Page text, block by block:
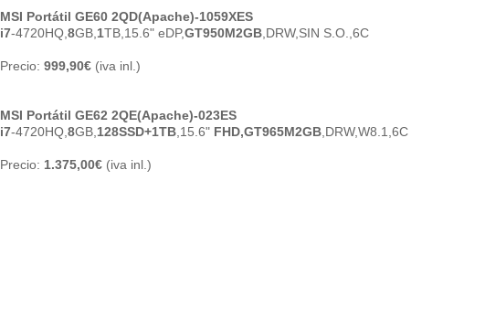
MSI Portátil GE60 2QD(Apache)-1059XES
i7-4720HQ, 8GB, 1TB,15.6" eDP,GT950M2GB,DRW,SIN S.O.,6C
Precio: 999,90€(iva inl.)
MSI Portátil GE62 2QE(Apache)-023ES
i7-4720HQ, 8GB, 128SSD+1TB,15.6" FHD,GT965M2GB,DRW,W8.1,6C
Precio: 1.375,00€(iva inl.)